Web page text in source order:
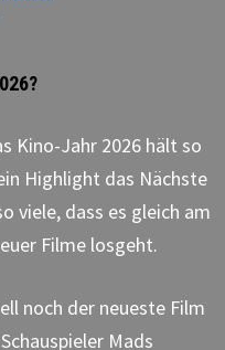
Kino-Jahr 2026 hält so
Highlight das Nächste
viele, dass es gleich am
Filme losgeht.
noch der neueste Film
Mads